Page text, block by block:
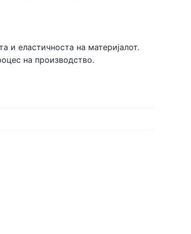
и еластичноста на материјалот.
на производство.